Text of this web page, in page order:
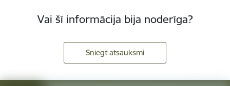
Vai šī informācija bija noderīga?
Sniegt atsauksmi